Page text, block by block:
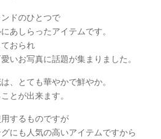
ドのひとつで
あしらったアイテムです。
おられ
いお写真に話題が集まりました。
、とても華やかで鮮やか。
とが出来ます。
するものですが
にも人気の高いアイテムですから